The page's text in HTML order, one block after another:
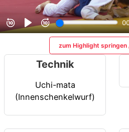
zum Highlight springen
Technik
Uchi-mata
(Innenschenkelwurf)